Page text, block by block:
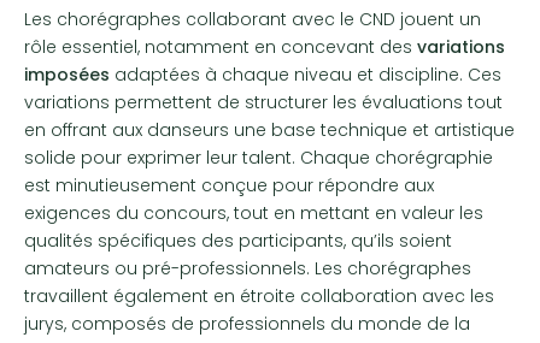
Les chorégraphes collaborant avec le CND jouent un
rôle essentiel, notamment en concevant des variations
imposées adaptées à chaque niveau et discipline. Ces
variations permettent de structurer les évaluations tout
en offrant aux danseurs une base technique et artistique
solide pour exprimer leur talent. Chaque chorégraphie
est minutieusement conçue pour répondre aux
exigences du concours, tout en mettant en valeur les
qualités spécifiques des participants, qu’ils soient
amateurs ou pré-professionnels. Les chorégraphes
travaillent également en étroite collaboration avec les
jurys, composés de professionnels du monde de la